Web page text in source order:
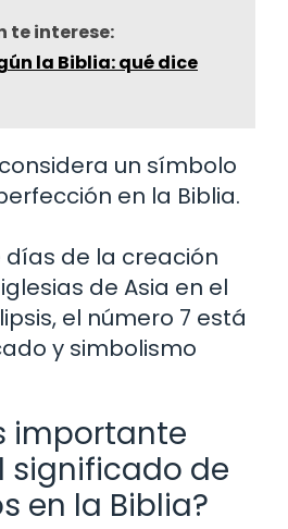
te interese:
la Biblia: qué dice
un símbolo
en la Biblia.
días de la creación
de Asia en el
el número 7 está
y simbolismo
importante
significado de
en la Biblia?